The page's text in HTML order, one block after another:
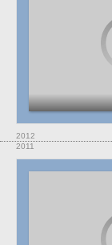
2012
2011